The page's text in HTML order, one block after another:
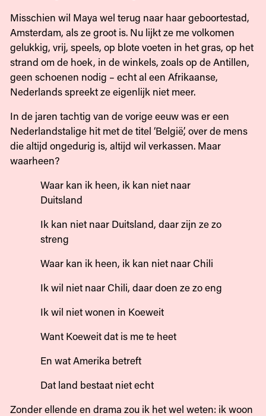
Misschien wil Maya wel terug naar haar geboortestad,
Amsterdam, als ze groot is. Nu lijkt ze me volkomen
gelukkig, vrij, speels, op blote voeten in het gras, op het
strand om de hoek, in de winkels, zoals op de Antillen,
geen schoenen nodig – echt al een Afrikaanse,
Nederlands spreekt ze eigenlijk niet meer.
In de jaren tachtig van de vorige eeuw was er een
Nederlandstalige hit met de titel ‘België’, over de mens
die altijd ongedurig is, altijd wil verkassen. Maar
waarheen?
Waar kan ik heen, ik kan niet naar
Duitsland
Ik kan niet naar Duitsland, daar zijn ze zo
streng
Waar kan ik heen, ik kan niet naar Chili
Ik wil niet naar Chili, daar doen ze zo eng
Ik wil niet wonen in Koeweit
Want Koeweit dat is me te heet
En wat Amerika betreft
Dat land bestaat niet echt
Zonder ellende en drama zou ik het wel weten: ik woon